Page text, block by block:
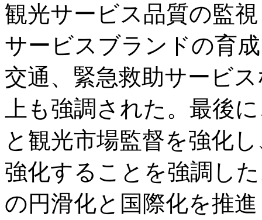
観光サービス品質の監
サービスブランドの育
交通、緊急救助サービ
上も強調された。最後
と観光市場監督を強化
強化することを強調し
の円滑化と国際化を推